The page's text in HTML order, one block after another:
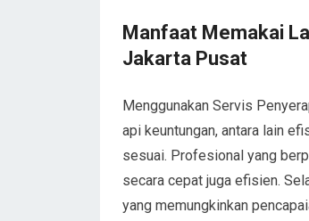
Manfaat Memakai
Jakarta Pusat
Menggunakan Servis
api keuntungan, antara lain
sesuai. Profesional yang
secara cepat juga efisien.
yang memungkinkan